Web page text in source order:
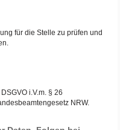
für die Stelle zu prüfen und
i.V.m. § 26
NRW.